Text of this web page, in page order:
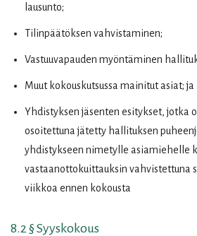
lausunto;
Tilinpäätöksen vahvistaminen;
Vastuuvapauden myöntäminen
Muut kokouskutsussa mainitut asiat; ja
Yhdistyksen jäsenten esitykset, jotka
osoitettuna jätetty hallituksen
yhdistykseen nimetylle asiamiehelle
vastaanottokuittauksin vahvistettuna
viikkoa ennen kokousta
8.2 § Syyskokous